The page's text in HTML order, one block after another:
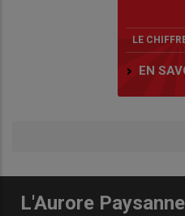
LE
EN
L'Aurore Paysanne